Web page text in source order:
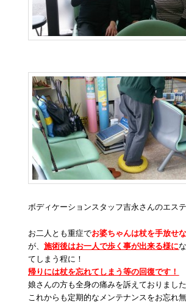
ボディケーションスタッフ吉永さんのエス
お二人とも重症でお婆ちゃんは杖を手放せ
が、施術後はお一人で歩く事が出来る様に
てしまう程に！
帰りには杖を忘れてしまう等の回復です！
娘さんの方も全身の痛みを訴えておりまし
これからも定期的なメンテナンスをお忘